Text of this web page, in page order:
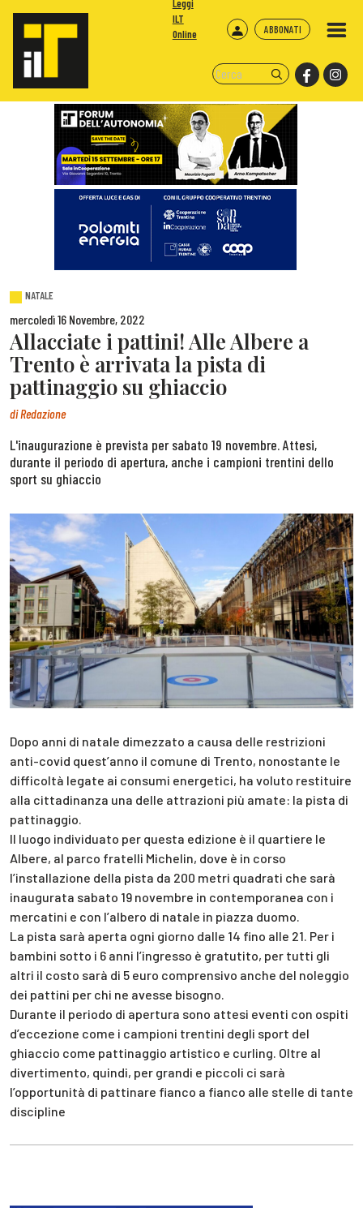
ABBONATI
Leggi
ILT
Online
NATALE
mercoledì 16 Novembre, 2022
Allacciate i pattini! Alle Albere a
Trento è arrivata la pista di
pattinaggio su ghiaccio
diRedazione
L'inaugurazione è prevista per sabato 19 novembre. Attesi,
durante il periodo di apertura, anche i campioni trentini dello
sport su ghiaccio
Dopo anni di natale dimezzato a causa delle restrizioni
anti-covid quest’anno il comune di Trento, nonostante le
difficoltà legate ai consumi energetici, ha voluto restituire
alla cittadinanza una delle attrazioni più amate: la pista di
pattinaggio.
Il luogo individuato per questa edizione è il quartiere le
Albere, al parco fratelli Michelin, dove è in corso
l’installazione della pista da 200 metri quadrati che sarà
inaugurata sabato 19 novembre in contemporanea con i
mercatini e con l’albero di natale in piazza duomo.
La pista sarà aperta ogni giorno dalle 14 fino alle 21. Per i
bambini sotto i 6 anni l’ingresso è gratutito, per tutti gli
altri il costo sarà di 5 euro comprensivo anche del noleggio
dei pattini per chi ne avesse bisogno.
Durante il periodo di apertura sono attesi eventi con ospiti
d’eccezione come i campioni trentini degli sport del
ghiaccio come pattinaggio artistico e curling. Oltre al
divertimento, quindi, per grandi e piccoli ci sarà
l’opportunità di pattinare fianco a fianco alle stelle di tante
discipline